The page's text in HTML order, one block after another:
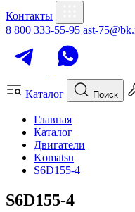
Контакты
8 800 333-55-95 ast-
Каталог Поиск
Главная
Каталог
Двигатели
Komatsu
S6D155-4
S6D155-4